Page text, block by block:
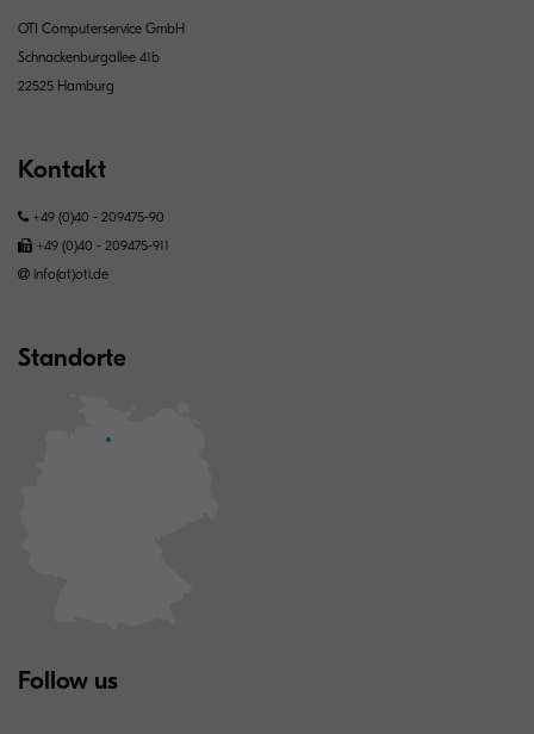
OTI Computerservice GmbH
Schnackenburgallee 41b
22525 Hamburg
Kontakt
+49 (0)40 - 209475-90
+49 (0)40 - 209475-911
info(at)oti.de
Standorte
Follow us